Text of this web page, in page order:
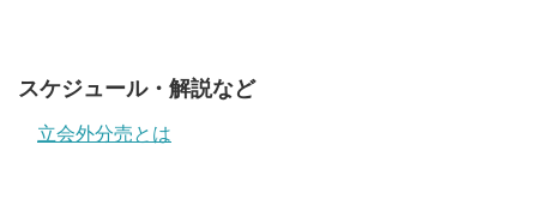
スケジュール・解説など
立会外分売とは